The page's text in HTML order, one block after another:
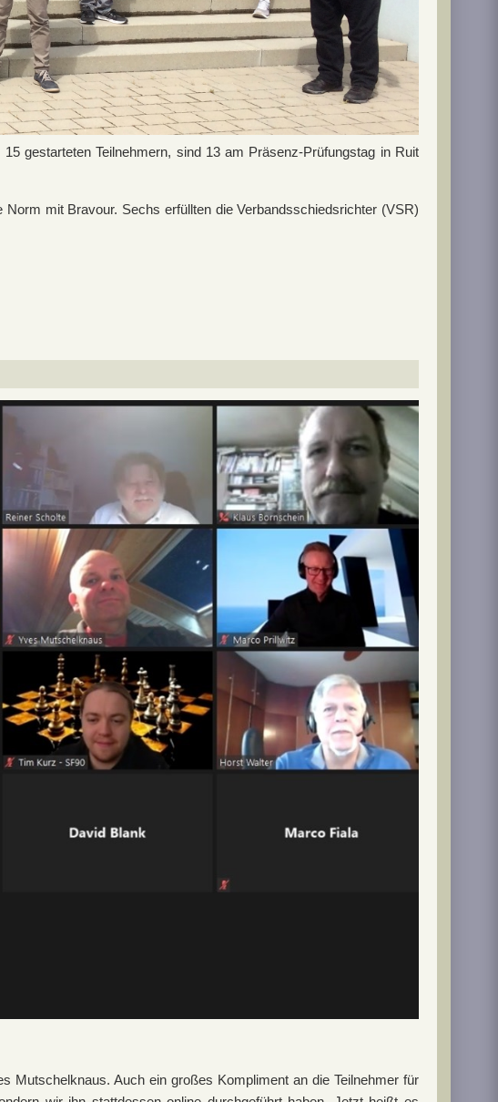
gestarteten Teilnehmern, sind 13 am Präsenz-Prüfungstag in Ruit
mit Bravour. Sechs erfüllten die Verbandsschiedsrichter (VSR)
Mutschelknaus. Auch ein großes Kompliment an die Teilnehmer für